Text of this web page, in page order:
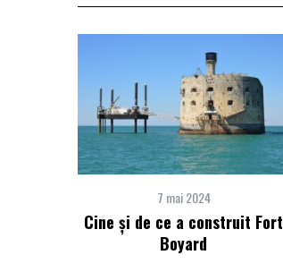
7 mai 2024
Cine şi de ce a construit Fort
Boyard